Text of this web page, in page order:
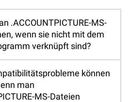
.ACCOUNTPICTURE-MS-
wenn sie nicht mit dem
verknüpft sind?
können
man
MS-Dateien